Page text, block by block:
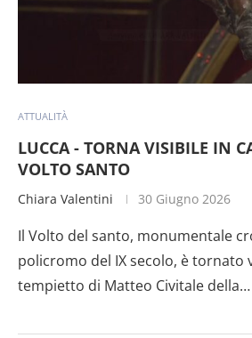
ATTUALITÀ
LUCCA - TORNA VISIBILE IN
VOLTO SANTO
Chiara Valentini 30 Giugno 2026
Il Volto del santo, monumentale
policromo del IX secolo, è tornato
tempietto di Matteo Civitale della…